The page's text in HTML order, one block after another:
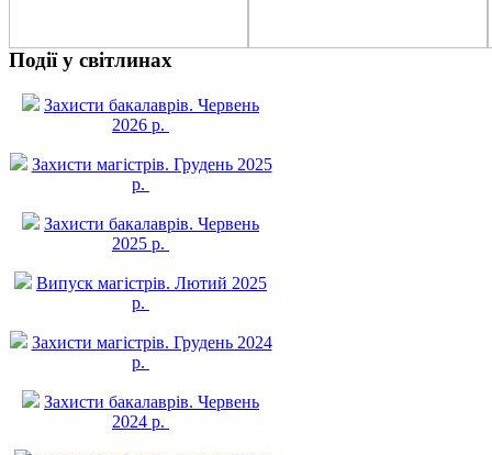
Події у світлинах
Захисти бакалаврів. Червень
2026 р.
Захисти магістрів. Грудень 2025
р.
Захисти бакалаврів. Червень
2025 р.
Випуск магістрів. Лютий 2025
р.
Захисти магістрів. Грудень 2024
р.
Захисти бакалаврів. Червень
2024 р.